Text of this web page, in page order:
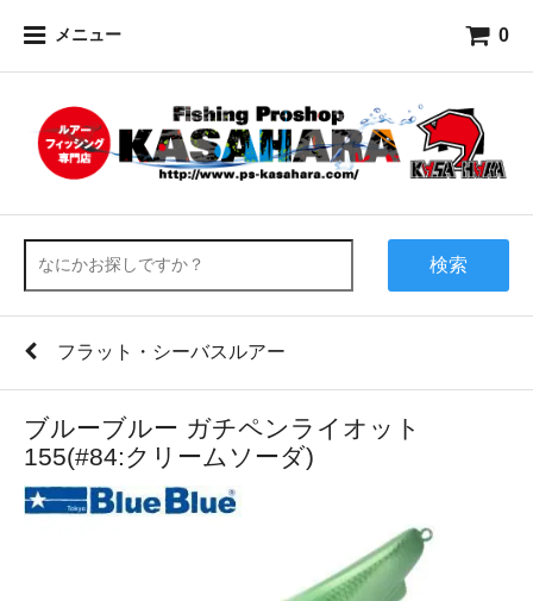
メニュー 0
検索
フラット・シーバスルアー
ブルーブルー ガチペンライオット
155(#84:クリームソーダ)